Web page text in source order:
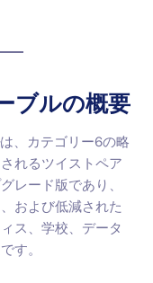
ブルの概要
は、カテゴリー6の略
れるツイストペア
レード版であり、
および低減された
ス、学校、データ
す。